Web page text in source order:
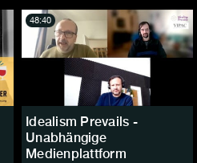
Idealism Prevails -
Unabhängige
Medienplattform
48:40